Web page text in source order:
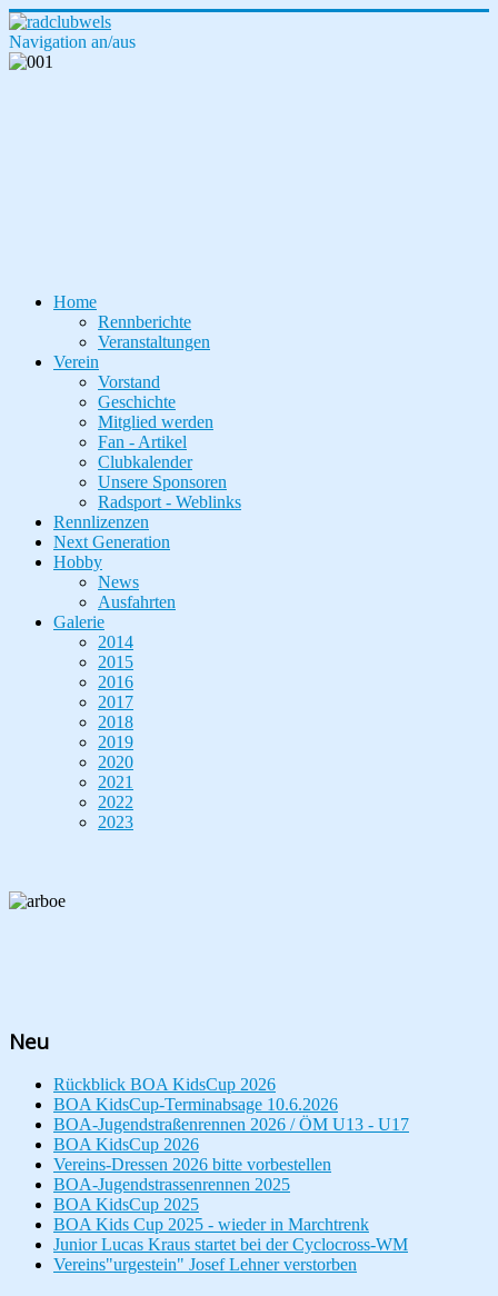
Navigation an/aus
Home
Rennberichte
Veranstaltungen
Verein
Vorstand
Geschichte
Mitglied werden
Fan - Artikel
Clubkalender
Unsere Sponsoren
Radsport - Weblinks
Rennlizenzen
Next Generation
Hobby
News
Ausfahrten
Galerie
2014
2015
2016
2017
2018
2019
2020
2021
2022
2023
Neu
Rückblick BOA KidsCup 2026
BOA KidsCup-Terminabsage 10.6.2026
BOA-Jugendstraßenrennen 2026 / ÖM U13 - U17
BOA KidsCup 2026
Vereins-Dressen 2026 bitte vorbestellen
BOA-Jugendstrassenrennen 2025
BOA KidsCup 2025
BOA Kids Cup 2025 - wieder in Marchtrenk
Junior Lucas Kraus startet bei der Cyclocross-WM
Vereins"urgestein" Josef Lehner verstorben